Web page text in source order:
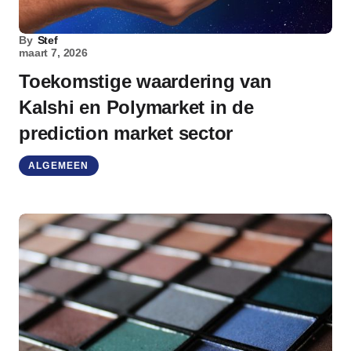
By Stef
maart 7, 2026
Toekomstige waardering van
Kalshi en Polymarket in de
prediction market sector
ALGEMEEN